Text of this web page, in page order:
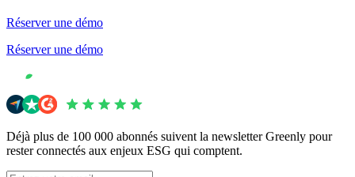
Réserver une démo
Réserver une démo
Déjà plus de 100 000 abonnés suivent la newsletter Greenly pour
rester connectés aux enjeux ESG qui comptent.